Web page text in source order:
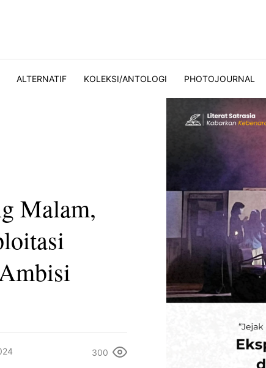
ALTERNATIF KOLEKSI/ANTOLOGI PHOTOJOURNAL
Malam,
300